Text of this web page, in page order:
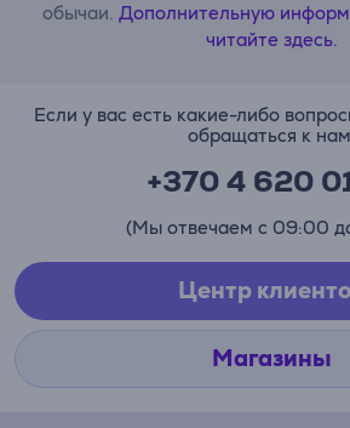
обычаи. Дополнительную
читайте здесь.
Если у вас есть какие-либо
обращаться к
+370 4 620
(Мы отвечаем с 09:00
Центр
Магазины